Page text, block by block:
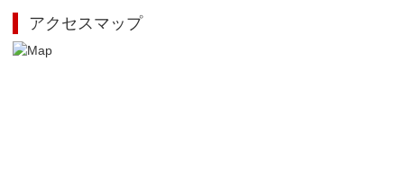
アクセスマップ